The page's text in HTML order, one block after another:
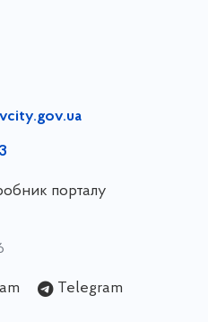
порталу
Telegram